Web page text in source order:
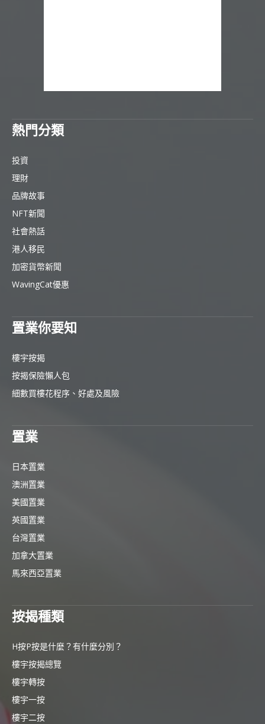
熱門分類
投資
理財
品牌故事
NFT新聞
社會熱話
港人移民
加密貨幣新聞
WavingCat優惠
置業你要知
樓宇按揭
按揭保險懶人包
細數買樓花程序、好處及風險
置業
日本置業
澳洲置業
美國置業
英國置業
台灣置業
加拿大置業
馬來西亞置業
按揭種類
H按P按是什麼？有什麼分別？
樓宇按揭總覽
樓宇轉按
樓宇一按
樓宇二按